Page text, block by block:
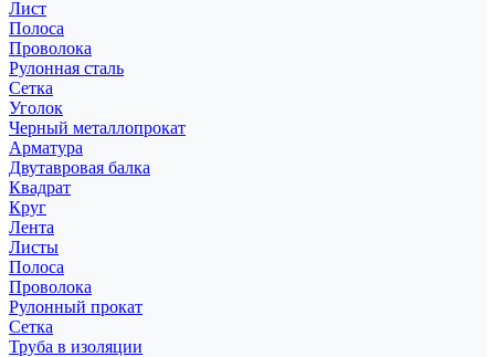
Лист
Полоса
Проволока
Рулонная сталь
Сетка
Уголок
Черный металлопрокат
Арматура
Двутавровая балка
Квадрат
Круг
Лента
Листы
Полоса
Проволока
Рулонный прокат
Сетка
Труба в изоляции